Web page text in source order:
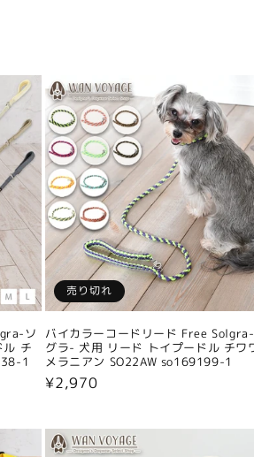
ソ
ル チ
1
売り切れ
バイカラーコードリード Free
グラ- 犬用 リード トイプードル チワ
メラニアン SO22AW so169199-1
通
格
¥2,970